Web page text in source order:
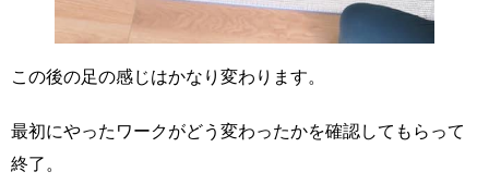
この後の足の感じはかなり変わります。
最初にやったワークがどう変わったかを確認してもらって
終了。